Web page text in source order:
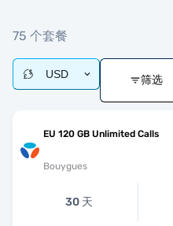
75 个套餐
USD 筛选
EU 120 GB Unlimited Calls
Bouygues
30 天